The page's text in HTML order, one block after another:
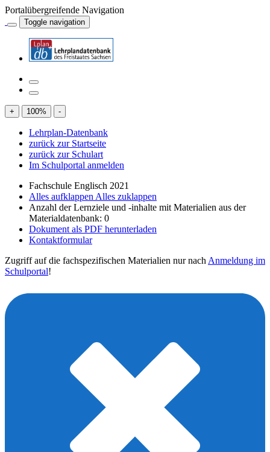
Portalübergreifende Navigation
Toggle navigation
+ 100% -
Lehrplan-Datenbank
zurück zur Startseite
zurück zur Schulart
Im Schulportal anmelden
Fachschule Englisch 2021
Alles aufklappen Alles zuklappen
Anzahl der Lernziele und -inhalte mit Materialien aus der
Materialdatenbank: 0
Dokument als PDF herunterladen
Kontaktformular
Zugriff auf die fachspezifischen Materialien nur nach Anmeldung im
Schulportal!